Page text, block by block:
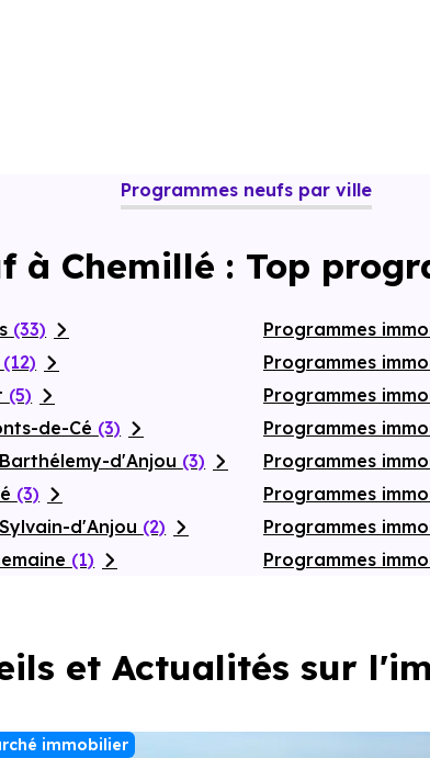
Programmes neufs par ville
à Chemillé : Top
(33)
(12)
(5)
de-Cé (3)
d'Anjou (3)
(3)
d'Anjou (2)
(1)
Programmes
Programmes
Programmes
Programmes
Programmes
Programmes
Programmes
Programmes
et Actualités sur
immobilier